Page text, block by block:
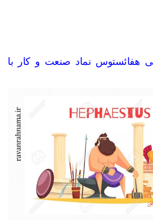
هفائستوس نماد صنعت و کار با